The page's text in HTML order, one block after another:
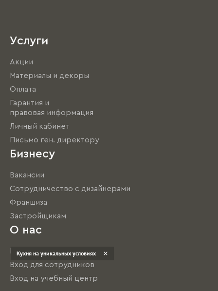
Услуги
Акции
Материалы и декоры
Оплата
Гарантия и
правовая информация
Личный кабинет
Письмо ген. директору
Бизнесу
Вакансии
Сотрудничество с дизайнерами
Франшиза
Застройщикам
О нас
Вход для дилеров
Вход для сотрудников
Вход на учебный центр
Кухня на уникальных условиях